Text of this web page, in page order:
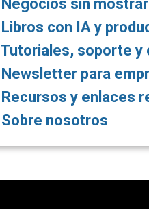
Negocios sin
Libros con IA y
Tutoriales, soporte y
Newsletter para
Recursos y enlaces
Sobre nosotros